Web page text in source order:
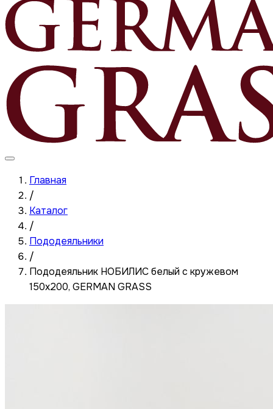
Главная
/
Каталог
/
Пододеяльники
/
Пододеяльник НОБИЛИС белый с кружевом
150x200, GERMAN GRASS